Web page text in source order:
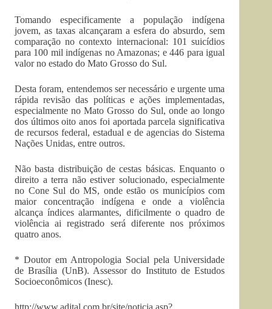
Tomando especificamente a população indígena
jovem, as taxas alcançaram a esfera do absurdo, sem
comparação no contexto internacional: 101 suicídios
para 100 mil indígenas no Amazonas; e 446 para igual
valor no estado do Mato Grosso do Sul.
Desta foram, entendemos ser necessário e urgente uma
rápida revisão das políticas e ações implementadas,
especialmente no Mato Grosso do Sul, onde ao longo
dos últimos oito anos foi aportada parcela significativa
de recursos federal, estadual e de agencias do Sistema
Nações Unidas, entre outros.
Não basta distribuição de cestas básicas. Enquanto o
direito a terra não estiver solucionado, especialmente
no Cone Sul do MS, onde estão os municípios com
maior concentração indígena e onde a violência
alcança índices alarmantes, dificilmente o quadro de
violência ai registrado será diferente nos próximos
quatro anos.
* Doutor em Antropologia Social pela Universidade
de Brasília (UnB). Assessor do Instituto de Estudos
Socioeconômicos (Inesc).
http://www.adital.com.br/site/noticia.asp?